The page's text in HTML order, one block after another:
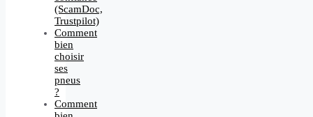
(ScamDoc,
Trustpilot)
Comment
bien
choisir
ses
pneus
?
Comment